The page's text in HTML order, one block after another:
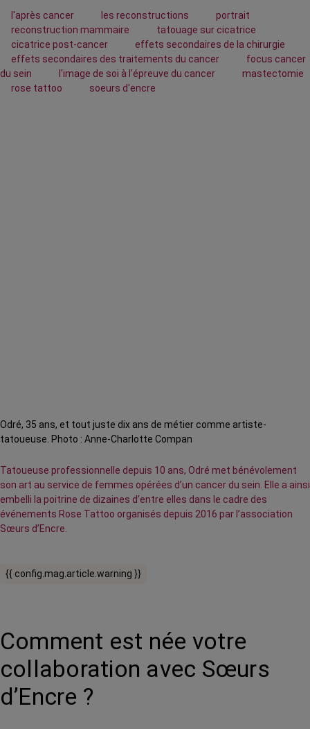
l'après cancer les reconstructions
portrait
reconstruction mammaire
tatouage sur cicatrice
cicatrice post-cancer
effets secondaires de la chirurgie
effets secondaires des traitements du cancer
focus cancer
du sein
l'image de soi à l'épreuve du cancer
mastectomie
rose tattoo
soeurs d'encre
Odré, 35 ans, et tout juste dix ans de métier comme artiste-
tatoueuse. Photo : Anne-Charlotte Compan
Tatoueuse professionnelle depuis 10 ans, Odré met bénévolement
son art au service de femmes opérées d’un cancer du sein. Elle a ainsi
embelli la poitrine de dizaines d’entre elles dans le cadre des
événements Rose Tattoo organisés depuis 2016 par l’association
Sœurs d’Encre.
{{ config.mag.article.warning }}
Comment est née votre
collaboration avec Sœurs
d’Encre ?